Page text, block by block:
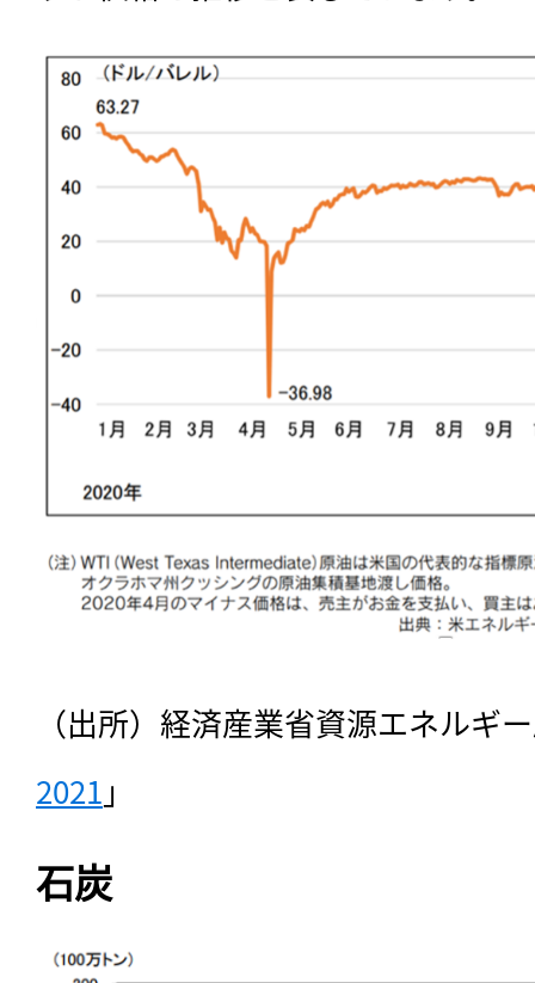
（出所）経済産業省資源エネルギ
2021 」
石炭
ログインが必
ログイン